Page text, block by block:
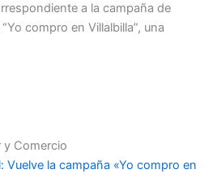
a la campaña de
compro en Villalbilla”, una
Comercio
Vuelve la campaña «Yo compro en